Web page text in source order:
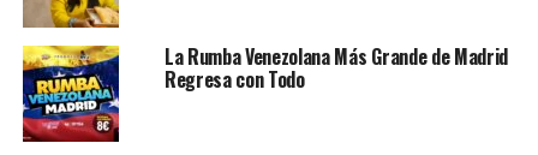
rebelión de los nativos. En julio de 1567, los cimientos de
Caracas, entonces llamada Santiago de León de Caracas,
fueron puestos por el poderoso conquistador español
Diego de Losada.
La Rumba Venezolana Más Grande de Madrid
Regresa con Todo